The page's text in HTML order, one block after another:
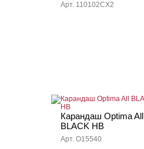
Арт. 110102CX2
Карандаш Optima All
BLACK HB
Арт. O15540